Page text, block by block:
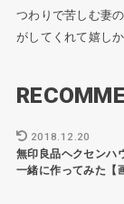
つわりで苦しむ妻
がしてくれて嬉し
2018.12.20
無印良品ヘクセンハ
一緒に作ってみた【